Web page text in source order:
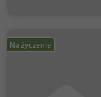
Na życzenie